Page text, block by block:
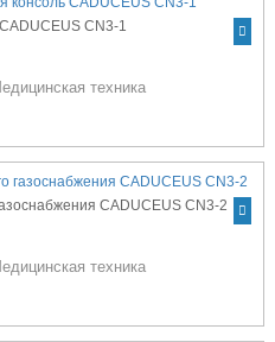
CN3-1
техника
CADUCEUS CN3-2
техника